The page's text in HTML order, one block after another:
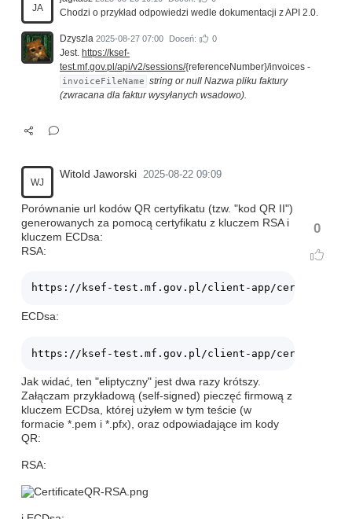
JA Chodzi o przykład odpowiedzi wedle dokumentacji z API 2.0.
Dzyszla 2025-08-27 07:00 Doceń: 0
Jest. https://ksef-
test.mf.gov.pl/api/v2/sessions/{referenceNumber}/invoices -
invoiceFileName string or null Nazwa pliku faktury
(zwracana dla faktur wysyłanych wsadowo).
WJ
Witold Jaworski 2025-08-22 09:09
0
Porównanie url kodów QR certyfikatu (tzw. "kod QR II")
generowanych za pomocą certyfikatu z kluczem RSA i
kluczem ECDsa:
RSA:
ECDsa:
Jak widać, ten "eliptyczny" jest dwa razy krótszy.
Załączam przykładową (self-signed) pieczęć firmową z
kluczem ECDsa, której użyłem w tym teście (w
formacie *.pem i *.pfx), oraz odpowiadające im kody
QR:
RSA: